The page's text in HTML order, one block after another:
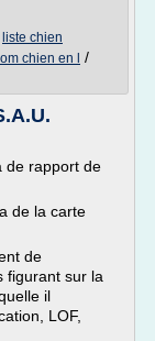
liste chien
chien en l /
de rapport de
de la carte
de
figurant sur la
il
LOF,